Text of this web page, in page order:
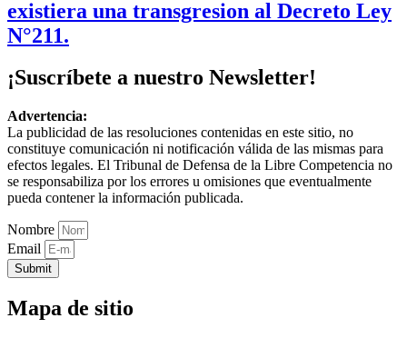
existiera una transgresion al Decreto Ley
N°211.
¡Suscríbete a nuestro Newsletter!
Advertencia:
La publicidad de las resoluciones contenidas en este sitio, no
constituye comunicación ni notificación válida de las mismas para
efectos legales. El Tribunal de Defensa de la Libre Competencia no
se responsabiliza por los errores u omisiones que eventualmente
pueda contener la información publicada.
Nombre
Email
Submit
Mapa de sitio